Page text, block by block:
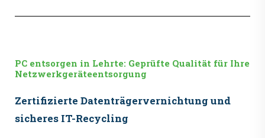
PC entsorgen in Lehrte: Geprüfte Qualität für Ihre
Netzwerkgeräteentsorgung
Zertifizierte Datenträgervernichtung und
sicheres IT-Recycling